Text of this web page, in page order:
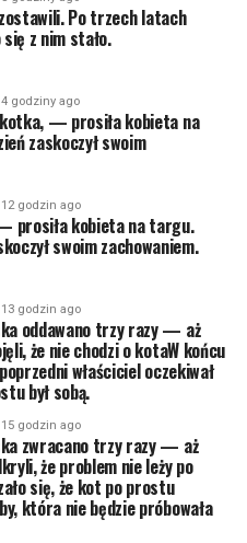
Po trzech latach
z nim stało.
4 godziny ago
— prosiła kobieta na
zaskoczył swoim
12 godzin ago
prosiła kobieta na targu.
swoim zachowaniem.
13 godzin ago
oddawano trzy razy — aż
że nie chodzi o kotaW końcu
właściciel oczekiwał
był sobą.
15 godzin ago
zwracano trzy razy — aż
że problem nie leży po
się, że kot po prostu
która nie będzie próbowała